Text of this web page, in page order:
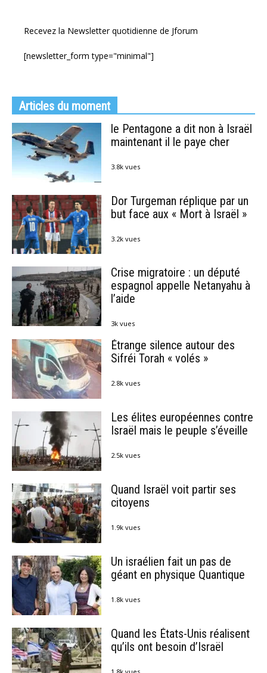
Recevez la Newsletter quotidienne de Jforum
[newsletter_form type="minimal"]
Articles du moment
le Pentagone a dit non à Israël
maintenant il le paye cher
3.8k vues
Dor Turgeman réplique par un
but face aux « Mort à Israël »
3.2k vues
Crise migratoire : un député
espagnol appelle Netanyahu à
l’aide
3k vues
Étrange silence autour des
Sifréi Torah « volés »
2.8k vues
Les élites européennes contre
Israël mais le peuple s’éveille
2.5k vues
Quand Israël voit partir ses
citoyens
1.9k vues
Un israélien fait un pas de
géant en physique Quantique
1.8k vues
Quand les États-Unis réalisent
qu’ils ont besoin d’Israël